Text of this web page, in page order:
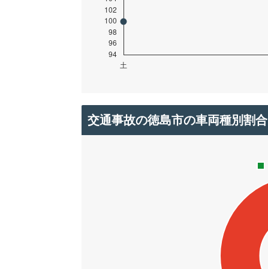
交通事故の徳島市の車両種別割合